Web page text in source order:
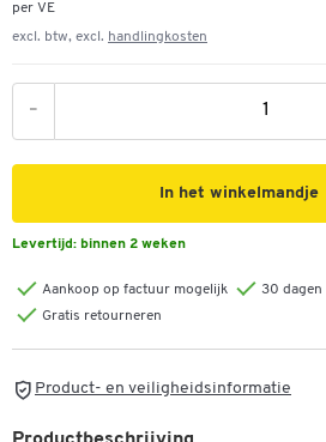
per VE
excl. btw, excl. handlingkosten
-
In het winkelmandje
Levertijd: binnen 2 weken
Aankoop op factuur mogelijk
30 dagen
Gratis retourneren
Product- en veiligheidsinformatie